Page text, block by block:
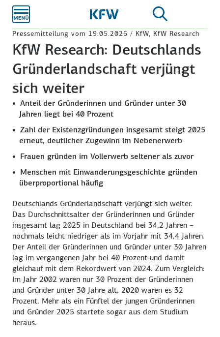
Hauptinhalt
Pressemitteilung vom 19.05.2026 / KfW, KfW Research
KfW Research: Deutschlands
Gründerlandschaft verjüngt
sich weiter
Anteil der Gründerinnen und Gründer unter 30
Jahren liegt bei 40 Prozent
Zahl der Existenzgründungen insgesamt steigt 2025
erneut, deutlicher Zugewinn im Nebenerwerb
Frauen gründen im Vollerwerb seltener als zuvor
Menschen mit Einwanderungsgeschichte gründen
überproportional häufig
Deutschlands Gründerlandschaft verjüngt sich weiter.
Das Durchschnittsalter der Gründerinnen und Gründer
insgesamt lag 2025 in Deutschland bei 34,2 Jahren –
nochmals leicht niedriger als im Vorjahr mit 34,4 Jahren.
Der Anteil der Gründerinnen und Gründer unter 30 Jahren
lag im vergangenen Jahr bei 40 Prozent und damit
gleichauf mit dem Rekordwert von 2024. Zum Vergleich:
Im Jahr 2002 waren nur 30 Prozent der Gründerinnen
und Gründer unter 30 Jahre alt, 2020 waren es 32
Prozent. Mehr als ein Fünftel der jungen Gründerinnen
und Gründer 2025 startete sogar aus dem Studium
heraus.